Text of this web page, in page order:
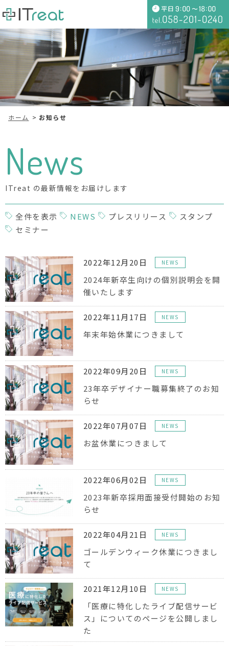
ホーム お知らせ
News
ITreat の最新情報をお届けします
全件を表示 NEWS プレスリリース
スタンプ
セミナー
2022年12月20日 NEWS
2024年新卒生向けの個別説明会を開
催いたします
2022年11月17日 NEWS
年末年始休業につきまして
2022年09月20日 NEWS
23年卒デザイナー職募集終了のお知
らせ
2022年07月07日 NEWS
お盆休業につきまして
2022年06月02日 NEWS
2023年新卒採用面接受付開始のお知
らせ
2022年04月21日 NEWS
ゴールデンウィーク休業につきまし
て
2021年12月10日 NEWS
「医療に特化したライブ配信サービ
ス」についてのページを公開しまし
た